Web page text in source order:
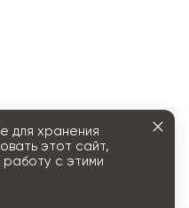
для хранения
этот сайт,
с этими